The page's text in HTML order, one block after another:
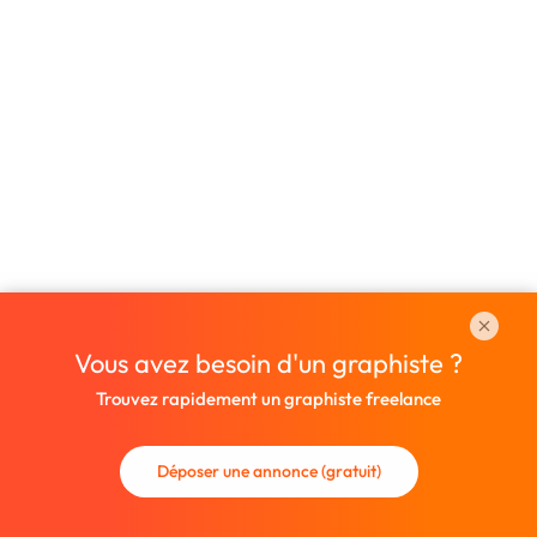
Vous avez besoin d'un graphiste ?
Trouvez rapidement un graphiste freelance
Déposer une annonce (gratuit)